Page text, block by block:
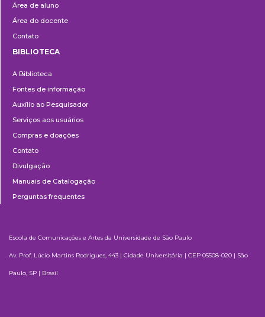
Área de aluno
Área do docente
Contato
BIBLIOTECA
A Biblioteca
Fontes de informação
Auxílio ao Pesquisador
Serviços aos usuários
Compras e doações
Contato
Divulgação
Manuais de Catalogação
Perguntas frequentes
Escola de Comunicações e Artes da Universidade de São Paulo
Av. Prof. Lúcio Martins Rodrigues, 443 | Cidade Universitária | CEP 05508-020 | São
Paulo, SP | Brasil